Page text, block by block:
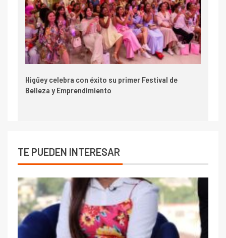
Higüey celebra con éxito su primer Festival de
Belleza y Emprendimiento
TE PUEDEN INTERESAR